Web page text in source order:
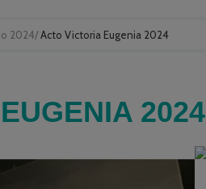
2024/Acto Victoria Eugenia 2024
2024